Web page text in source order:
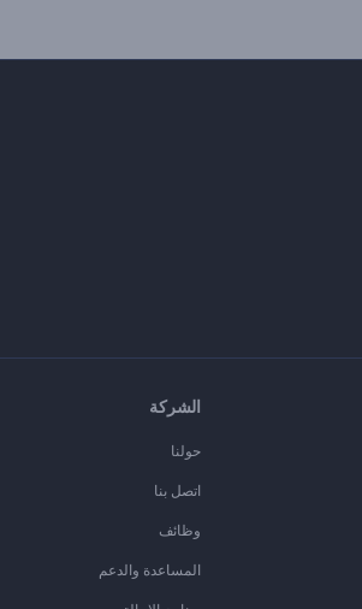
الشركة
حولنا
اتصل بنا
وظائف
المساعدة والدعم